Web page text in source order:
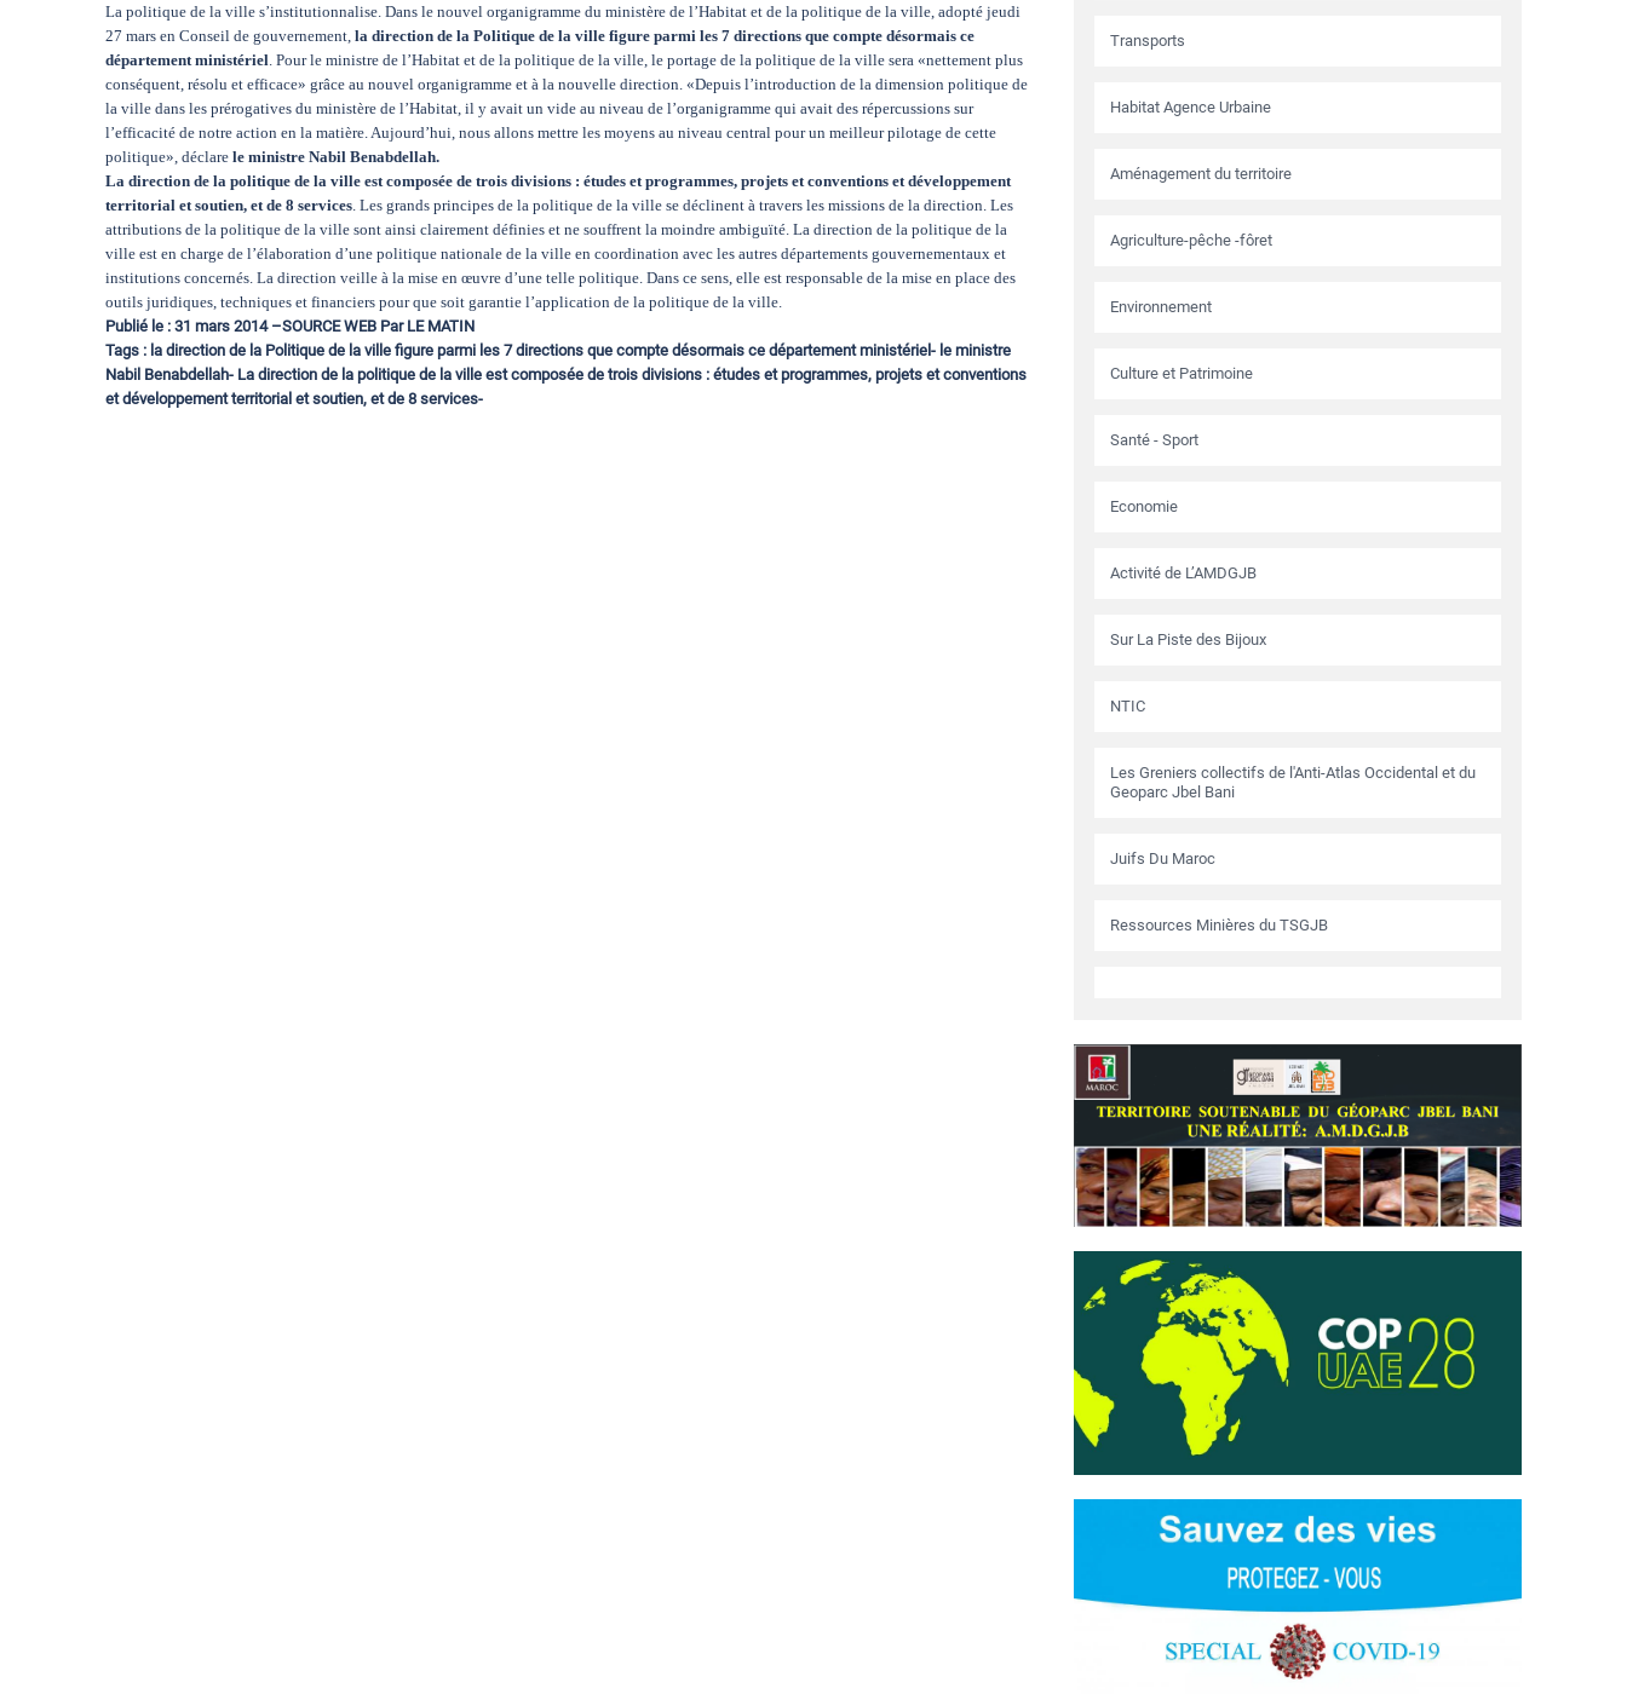
La politique de la ville s’institutionnalise. Dans le nouvel organigramme du ministère de l’Habitat et de la politique de la ville, adopté jeudi
27 mars en Conseil de gouvernement, la direction de la Politique de la ville figure parmi les 7 directions que compte désormais ce
département ministériel . Pour le ministre de l’Habitat et de la politique de la ville, le portage de la politique de la ville sera «nettement plus
conséquent, résolu et efficace» grâce au nouvel organigramme et à la nouvelle direction. «Depuis l’introduction de la dimension politique de
la ville dans les prérogatives du ministère de l’Habitat, il y avait un vide au niveau de l’organigramme qui avait des répercussions sur
l’efficacité de notre action en la matière. Aujourd’hui, nous allons mettre les moyens au niveau central pour un meilleur pilotage de cette
politique», déclare le ministre Nabil Benabdellah.
La direction de la politique de la ville est composée de trois divisions : études et programmes, projets et conventions et développement
territorial et soutien, et de 8 services . Les grands principes de la politique de la ville se déclinent à travers les missions de la direction. Les
attributions de la politique de la ville sont ainsi clairement définies et ne souffrent la moindre ambiguïté. La direction de la politique de la
ville est en charge de l’élaboration d’une politique nationale de la ville en coordination avec les autres départements gouvernementaux et
institutions concernés. La direction veille à la mise en œuvre d’une telle politique. Dans ce sens, elle est responsable de la mise en place des
outils juridiques, techniques et financiers pour que soit garantie l’application de la politique de la ville.
Publié le : 31 mars 2014 –SOURCE WEB Par LE MATIN
Tags : la direction de la Politique de la ville figure parmi les 7 directions que compte désormais ce département ministériel- le ministre
Nabil Benabdellah- La direction de la politique de la ville est composée de trois divisions : études et programmes, projets et conventions
et développement territorial et soutien, et de 8 services-
Transports
Habitat Agence Urbaine
Aménagement du territoire
Agriculture-pêche -fôret
Environnement
Culture et Patrimoine
Santé - Sport
Economie
Activité de L’AMDGJB
Sur La Piste des Bijoux
NTIC
Les Greniers collectifs de l'Anti-Atlas Occidental et du
Geoparc Jbel Bani
Juifs Du Maroc
Ressources Minières du TSGJB